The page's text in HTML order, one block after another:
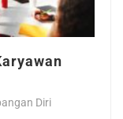
Diri